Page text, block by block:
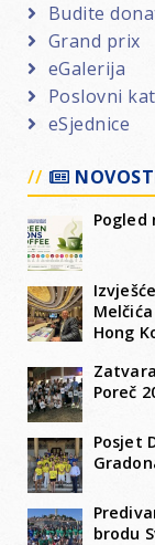
Budite
Grand prix
eGalerija
Poslovni
eSjednice
Pogled
Hong
Poreč
Posjet
brodu